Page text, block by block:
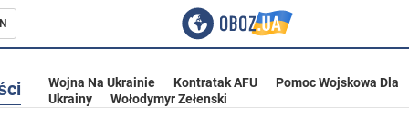
Wojna Na Ukrainie Kontratak AFU
Pomoc Wojskowa Dla
Ukrainy
Wołodymyr Zełenski